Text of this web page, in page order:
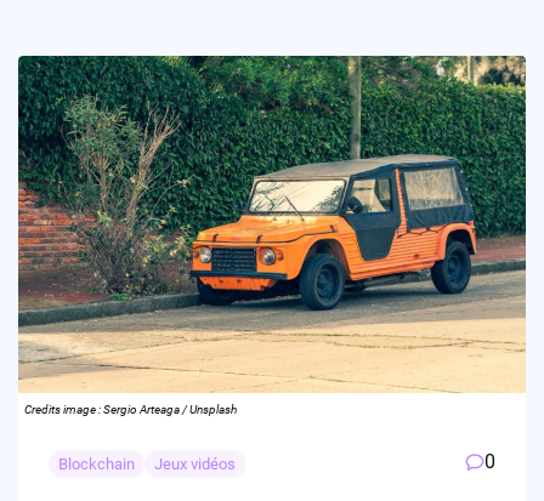
Credits image : Sergio Arteaga / Unsplash
Blockchain Jeux vidéos 0